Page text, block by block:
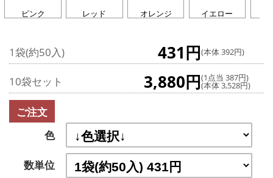
ピンク レッド オレンジ イエロー
1袋(約50入) 431円(本体 392円)
10袋セット 3,880円(1点当 387円)
(本体 3,528円)
ご注文
色
数単位